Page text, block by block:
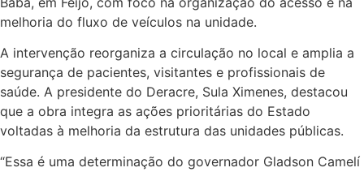
melhoria do fluxo de veículos na unidade.
A intervenção reorganiza a circulação no local e amplia a
segurança de pacientes, visitantes e profissionais de
saúde. A presidente do Deracre, Sula Ximenes, destacou
que a obra integra as ações prioritárias do Estado
voltadas à melhoria da estrutura das unidades públicas.
“Essa é uma determinação do governador Gladson Camelí